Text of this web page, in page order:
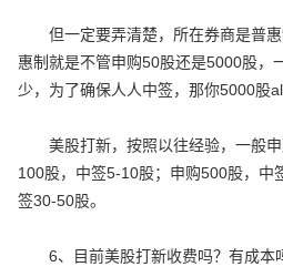
但一定要弄清楚，所在券商是普惠
惠制就是不管申购50股还是5000股，
少，为了确保人人中签，那你5000股
美股打新，按照以往经验，一般申
100股，中签5-10股；申购500股，中
签30-50股。
6、目前美股打新收费吗？有成本